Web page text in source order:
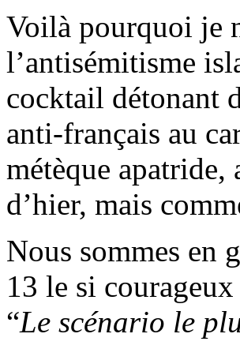
Voilà pourquoi je
l’antisémitisme
cocktail détonant
anti-français au
métèque
d’hier, mais
Nous sommes en
13 le si courageux
“Le scénario le